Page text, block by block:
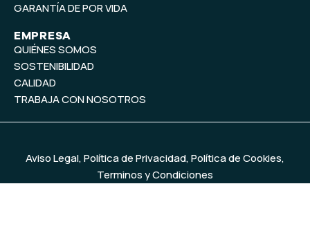
GARANTÍA DE POR VIDA
EMPRESA
QUIÉNES SOMOS
SOSTENIBILIDAD
CALIDAD
TRABAJA CON NOSOTROS
Aviso Legal,Política de Privacidad,Política de Cookies,
Terminos y Condiciones